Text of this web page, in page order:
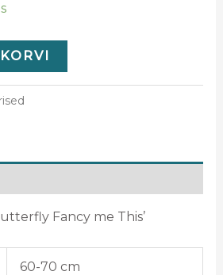
Fancy me This’
60-70 cm